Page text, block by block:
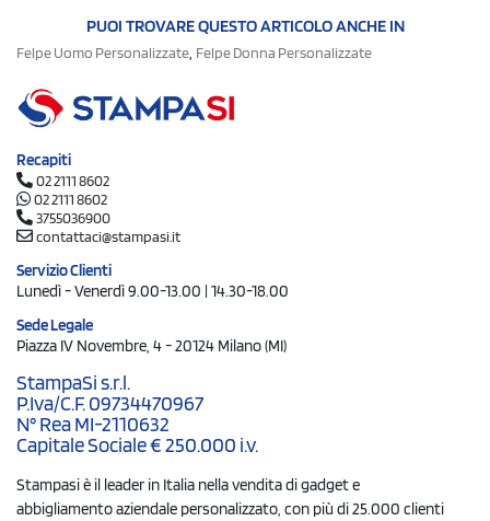
PUOI TROVARE QUESTO ARTICOLO ANCHE IN
Felpe Uomo Personalizzate, Felpe Donna Personalizzate
Recapiti
02 2111 8602
02 2111 8602
3755036900
contattaci@stampasi.it
Servizio Clienti
Lunedì - Venerdì 9.00-13.00 | 14.30-18.00
Sede Legale
Piazza IV Novembre, 4 - 20124 Milano (MI)
StampaSi s.r.l.
P.Iva/C.F. 09734470967
N° Rea MI-2110632
Capitale Sociale € 250.000 i.v.
Stampasi è il leader in Italia nella vendita di gadget e
abbigliamento aziendale personalizzato, con più di 25.000 clienti